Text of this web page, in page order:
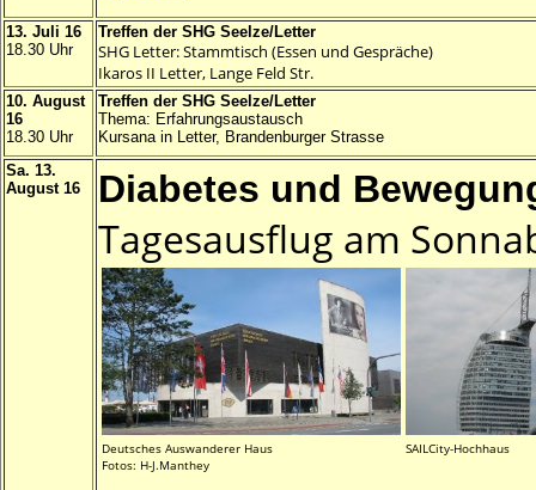
13. Juli 16
18.30 Uhr
Treffen der SHG Seelze/Letter
SHG Letter: Stammtisch (Essen und Gespräche)
Ikaros II Letter, Lange Feld Str.
10. August
16
18.30 Uhr
Treffen der SHG Seelze/Letter
Thema: Erfahrungsaustausch
Kursana in Letter, Brandenburger Strasse
Sa. 13.
August 16
Diabetes und
Tagesausflug am
Deutsches Auswanderer Haus
Fotos: H-J.Manthey
SAILCity-Hochhaus